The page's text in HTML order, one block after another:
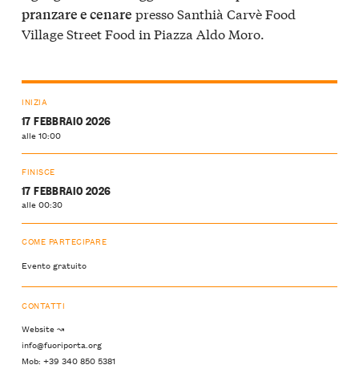
pranzare e cenare presso Santhià Carvè Food
Village Street Food in Piazza Aldo Moro.
INIZIA
17 FEBBRAIO 2026
alle 10:00
FINISCE
17 FEBBRAIO 2026
alle 00:30
COME PARTECIPARE
Evento gratuito
CONTATTI
Website ↝
info@fuoriporta.org
Mob: +39 340 850 5381